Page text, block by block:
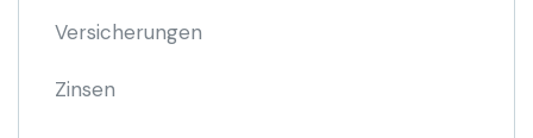
Versicherungen
Zinsen